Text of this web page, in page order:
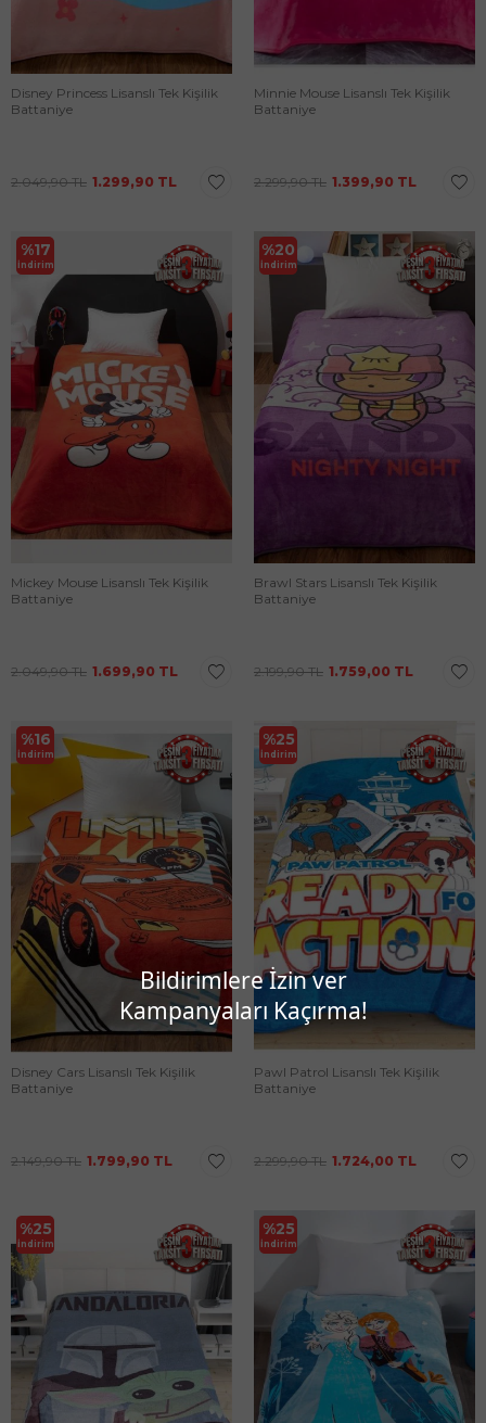
Bildirimlere İzin ver
Kampanyaları Kaçırma!
Disney Princess Lisanslı Tek Kişilik
Battaniye
2.049,90TL 1.299,90 TL
Minnie Mouse Lisanslı Tek Kişilik
Battaniye
2.299,90TL 1.399,90 TL
%17
İndirim
Mickey Mouse Lisanslı Tek Kişilik
Battaniye
2.049,90TL 1.699,90 TL
%20
İndirim
Brawl Stars Lisanslı Tek Kişilik
Battaniye
2.199,90TL 1.759,00 TL
%16
İndirim
Disney Cars Lisanslı Tek Kişilik
Battaniye
2.149,90TL 1.799,90 TL
%25
İndirim
Pawl Patrol Lisanslı Tek Kişilik
Battaniye
2.299,90TL 1.724,00 TL
%25
İndirim
%25
İndirim